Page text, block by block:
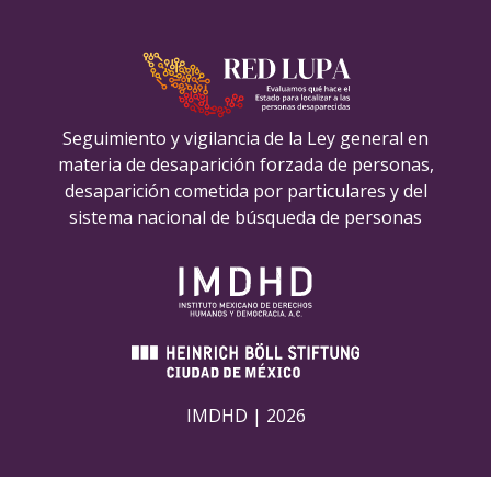
Seguimiento y vigilancia de la Ley general en
materia de desaparición forzada de personas,
desaparición cometida por particulares y del
sistema nacional de búsqueda de personas
IMDHD | 2026